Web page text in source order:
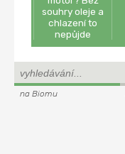
souhry oleje a
chlazení to
nepůjde
na Biomu